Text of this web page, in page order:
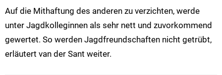
Auf die Mithaftung des anderen zu verzichten, werde
unter Jagdkolleginnen als sehr nett und zuvorkommend
gewertet. So werden Jagdfreundschaften nicht getrübt,
erläutert van der Sant weiter.